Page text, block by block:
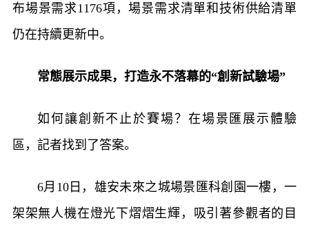
布場景需求1176項，場景需求清單和技術供給清單
仍在持續更新中。
常態展示成果，打造永不落幕的“創新試驗場”
如何讓創新不止於賽場？在場景匯展示體驗
區，記者找到了答案。
6月10日，雄安未來之城場景匯科創園一樓，一
架架無人機在燈光下熠熠生輝，吸引著參觀者的目